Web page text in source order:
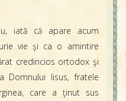
iată că apare acum
vie şi ca o amintire
credincios ortodox şi
Domnului Iisus, fratele
care a ţinut sus